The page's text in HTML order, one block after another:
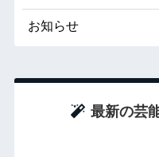
お知らせ
最新の芸